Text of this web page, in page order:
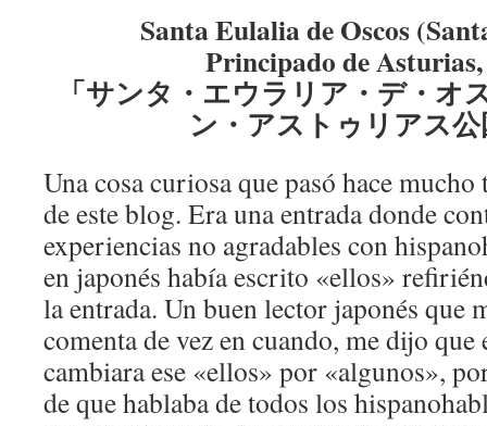
Santa Eulalia de Oscos
Principado de
「サンタ・エウラリア・デ・オ
ン・アストゥリアス
Una cosa curiosa que pasó hace
de este blog. Era una entrada donde
experiencias no agradables con
en japonés había escrito «ellos»
la entrada. Un buen lector japonés que
comenta de vez en cuando, me dijo que
cambiara ese «ellos» por «algunos»,
de que hablaba de todos los